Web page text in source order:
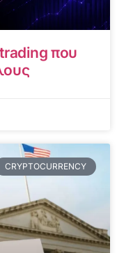
που
CRYPTOCURRENCY